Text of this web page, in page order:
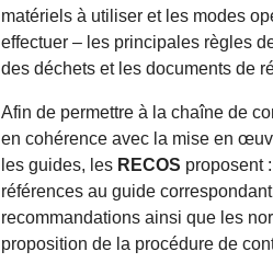
matériels à utiliser et les modes
effectuer – les principales règles
des déchets et les documents de
Afin de permettre à la chaîne de
en cohérence avec la mise en
les guides, les RECOS proposent
références au guide
recommandations ainsi que les
proposition de la procédure de